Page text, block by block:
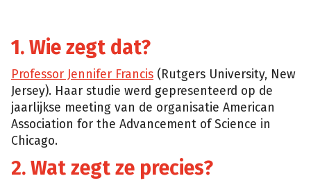
1. Wie zegt dat?
Professor Jennifer Francis (Rutgers University, New
Jersey). Haar studie werd gepresenteerd op de
jaarlijkse meeting van de organisatie American
Association for the Advancement of Science in
Chicago.
2. Wat zegt ze precies?